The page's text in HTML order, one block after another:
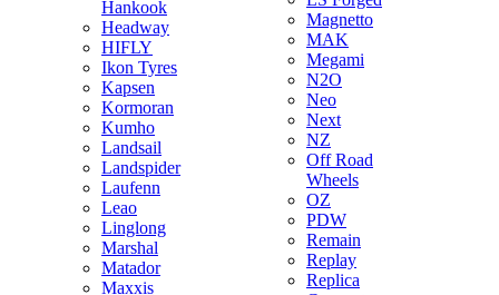
Hankook
Headway
HIFLY
Ikon Tyres
Kapsen
Kormoran
Kumho
Landsail
Landspider
Laufenn
Leao
Linglong
Marshal
Matador
Maxxis
Magnetto
MAK
Megami
N2O
Neo
Next
NZ
Off Road
Wheels
OZ
PDW
Remain
Replay
Replica